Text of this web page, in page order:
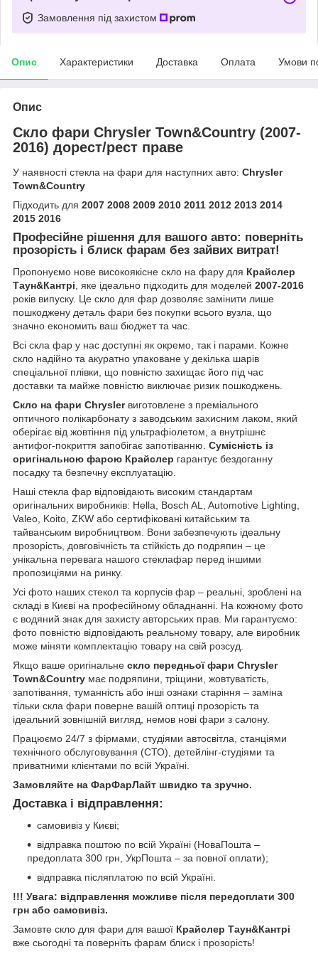
Замовлення під захистом
Опис Характеристики Доставка Оплата Умови
Опис
Скло фари Chrysler Town&Country (2007-
2016) дорест/рест праве
У наявності стекла на фари для наступних авто: Chrysler
Town&Country
Підходить для 2007 2008 2009 2010 2011 2012 2013 2014
2015 2016
Професійне рішення для вашого авто: поверніть
прозорість і блиск фарам без зайвих витрат!
Пропонуємо нове високоякісне скло на фару для Крайслер
Таун&Кантрі, яке ідеально підходить для моделей 2007-2016
років випуску. Це скло для фар дозволяє замінити лише
пошкоджену деталь фари без покупки всього вузла, що
значно економить ваш бюджет та час.
Всі скла фар у нас доступні як окремо, так і парами. Кожне
скло надійно та акуратно упаковане у декілька шарів
спеціальної плівки, що повністю захищає його під час
доставки та майже повністю виключає ризик пошкоджень.
Скло на фари Chryslerвиготовлене з преміального
оптичного полікарбонату з заводським захисним лаком, який
оберігає від жовтіння під ультрафіолетом, а внутрішнє
антифог-покриття запобігає запотіванню. Сумісність із
оригінальною фарою Крайслер гарантує бездоганну
посадку та безпечну експлуатацію.
Наші стекла фар відповідають високим стандартам
оригінальних виробників: Hella, Bosch AL, Automotive Lighting,
Valeo, Koito, ZKW або сертифіковані китайським та
тайванським виробництвом. Вони забезпечують ідеальну
прозорість, довговічність та стійкість до подряпин – це
унікальна перевага нашого стеклафар перед іншими
пропозиціями на ринку.
Усі фото наших стекол та корпусів фар – реальні, зроблені на
складі в Києві на професійному обладнанні. На кожному фото
є водяний знак для захисту авторських прав. Ми гарантуємо:
фото повністю відповідають реальному товару, але виробник
може міняти комплектацію товару на свій розсуд.
Якщо ваше оригінальне скло передньої фари Chrysler
Town&Country має подряпини, тріщини, жовтуватість,
запотівання, туманність або інші ознаки старіння – заміна
тільки скла фари поверне вашій оптиці прозорість та
ідеальний зовнішній вигляд, немов нові фари з салону.
Працюємо 24/7 з фірмами, студіями автосвітла, станціями
технічного обслуговування (СТО), детейлінг-студіями та
приватними клієнтами по всій Україні.
Замовляйте на ФарФарЛайт швидко та зручно.
Доставка і відправлення:
самовивіз у Києві;
відправка поштою по всій Україні (НоваПошта –
предоплата 300 грн, УкрПошта – за повної оплати);
відправка післяплатою по всій Україні.
!!! Увага: відправлення можливе після передоплати 300
грн або самовивіз.
Замовте скло для фари для вашої Крайслер Таун&Кантрі
вже сьогодні та поверніть фарам блиск і прозорість!